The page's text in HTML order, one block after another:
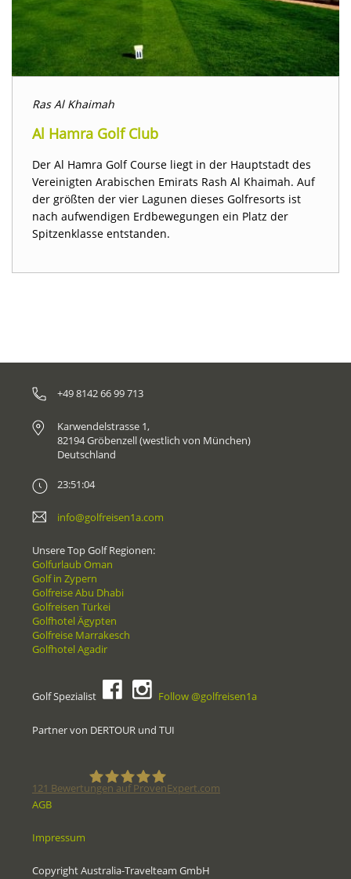
Ras Al Khaimah
Al Hamra Golf Club
Der Al Hamra Golf Course liegt in der Hauptstadt des
Vereinigten Arabischen Emirats Rash Al Khaimah. Auf
der größten der vier Lagunen dieses Golfresorts ist
nach aufwendigen Erdbewegungen ein Platz der
Spitzenklasse entstanden.
+49 8142 66 99 713
Karwendelstrasse 1,
82194 Gröbenzell (westlich von München)
Deutschland
23:51:04
info@golfreisen1a.com
Unsere Top Golf Regionen:
Golfurlaub Oman
Golf in Zypern
Golfreise Abu Dhabi
Golfreisen Türkei
Golfhotel Ägypten
Golfreise Marrakesch
Golfhotel Agadir
Golf Spezialist Follow @golfreisen1a
Partner von DERTOUR und TUI
Spezialisten
121 Bewertungen auf ProvenExpert.com
AGB
Impressum
Copyright Australia-Travelteam GmbH